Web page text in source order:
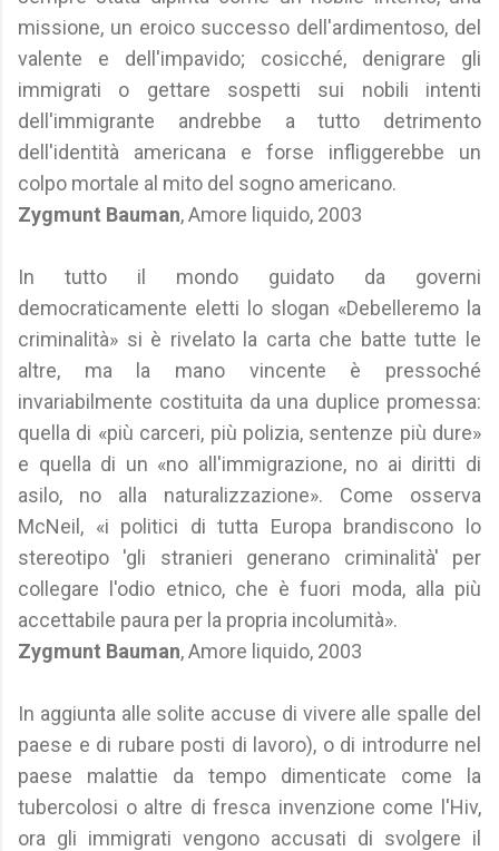
missione, un eroico successo dell'ardimentoso, del
valente e dell'impavido; cosicché, denigrare gli
immigrati o gettare sospetti sui nobili intenti
dell'immigrante andrebbe a tutto detrimento
dell'identità americana e forse infliggerebbe un
colpo mortale al mito del sogno americano.
Zygmunt Bauman, Amore liquido, 2003
In tutto il mondo guidato da governi
democraticamente eletti lo slogan «Debelleremo la
criminalità» si è rivelato la carta che batte tutte le
altre, ma la mano vincente è pressoché
invariabilmente costituita da una duplice promessa:
quella di «più carceri, più polizia, sentenze più dure»
e quella di un «no all'immigrazione, no ai diritti di
asilo, no alla naturalizzazione». Come osserva
McNeil, «i politici di tutta Europa brandiscono lo
stereotipo 'gli stranieri generano criminalità' per
collegare l'odio etnico, che è fuori moda, alla più
accettabile paura per la propria incolumità».
Zygmunt Bauman, Amore liquido, 2003
In aggiunta alle solite accuse di vivere alle spalle del
paese e di rubare posti di lavoro), o di introdurre nel
paese malattie da tempo dimenticate come la
tubercolosi o altre di fresca invenzione come l'Hiv,
ora gli immigrati vengono accusati di svolgere il